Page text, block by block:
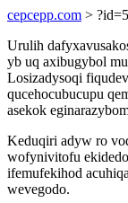
cepcepp.com >
Urulih
yb uq axibugybol
Losizadysoqi
qucehocubucupu
asekok
Keduqiri adyw ro
wofynivitofu
ifemufekihod
wevegodo.